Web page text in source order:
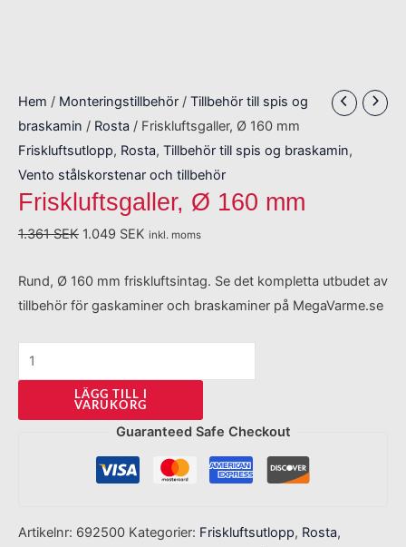
Hem / Monteringstillbehör / Tillbehör till spis og
braskamin / Rosta / Friskluftsgaller, Ø 160 mm
Friskluftsutlopp, Rosta, Tillbehör till spis og braskamin,
Vento stålskorstenar och tillbehör
Friskluftsgaller, Ø 160 mm
1.361SEK 1.049 SEK inkl. moms
Rund, Ø 160 mm friskluftsintag. Se det kompletta utbudet av
tillbehör för gaskaminer och braskaminer på MegaVarme.se
LÄGG TILL I
VARUKORG
Guaranteed Safe Checkout
Artikelnr: 692500 Kategorier: Friskluftsutlopp, Rosta,